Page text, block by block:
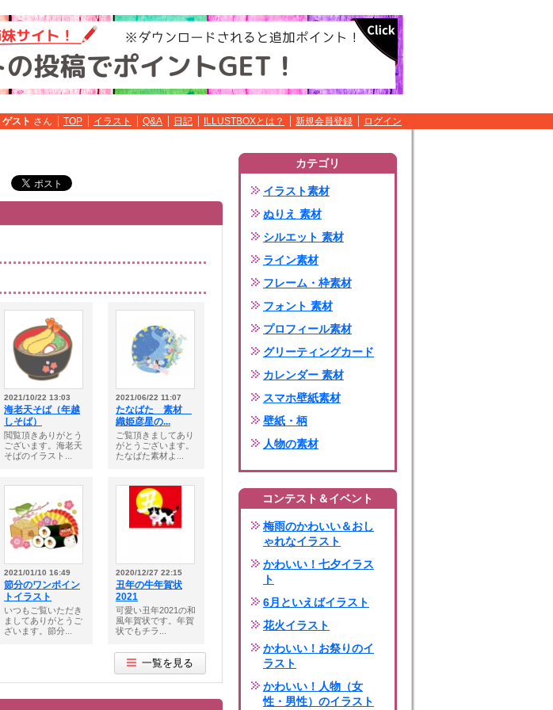
ゲスト さん TOP イラスト Q&A 日記 ILLUSTBOXとは？ 新規会員登録 ログイン
2021/10/22 13:03
海老天そば（年越
しそば）
閲覧頂きありがとう
ございます。海老天
そばのイラスト...
2021/06/22 11:07
たなばた 素材
織姫彦星の...
ご覧頂きましてあり
がとうございます。
たなばた素材よ...
2021/01/10 16:49
節分のワンポイン
トイラスト
いつもご覧いただき
ましてありがとうご
ざいます。節分...
2020/12/27 22:15
丑年の牛年賀状
2021
可愛い丑年2021の和
風年賀状です。年賀
状でもチラ...
一覧を見る
カテゴリ
イラスト素材
ぬりえ 素材
シルエット 素材
ライン素材
フレーム・枠素材
フォント 素材
プロフィール素材
グリーティングカード
カレンダー 素材
スマホ壁紙素材
壁紙・柄
人物の素材
コンテスト＆イベント
梅雨のかわいい＆おし
ゃれなイラスト
かわいい！七夕イラス
ト
6月といえばイラスト
花火イラスト
かわいい！お祭りのイ
ラスト
かわいい！人物（女
性・男性）のイラスト